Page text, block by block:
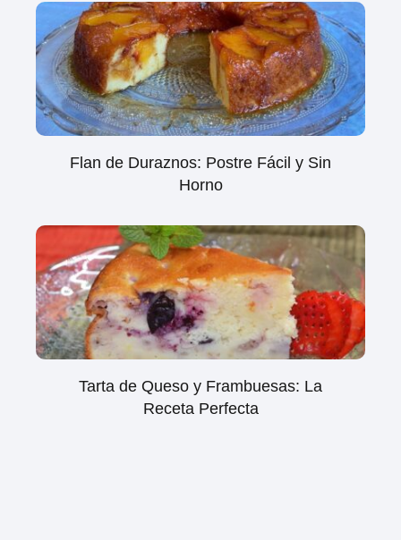
Flan de Duraznos: Postre Fácil y Sin
Horno
Tarta de Queso y Frambuesas: La
Receta Perfecta